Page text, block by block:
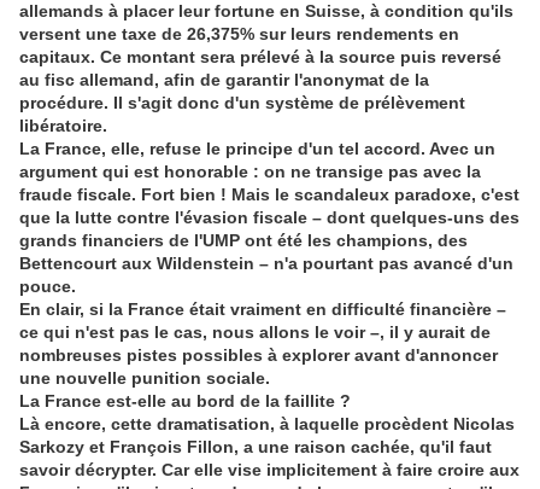
allemands à placer leur fortune en Suisse, à condition qu'ils
versent une taxe de 26,375% sur leurs rendements en
capitaux. Ce montant sera prélevé à la source puis reversé
au fisc allemand, afin de garantir l'anonymat de la
procédure. Il s'agit donc d'un système de prélèvement
libératoire.
La France, elle, refuse le principe d'un tel accord. Avec un
argument qui est honorable : on ne transige pas avec la
fraude fiscale. Fort bien ! Mais le scandaleux paradoxe, c'est
que la lutte contre l'évasion fiscale – dont quelques-uns des
grands financiers de l'UMP ont été les champions, des
Bettencourt aux Wildenstein – n'a pourtant pas avancé d'un
pouce.
En clair, si la France était vraiment en difficulté financière –
ce qui n'est pas le cas, nous allons le voir –, il y aurait de
nombreuses pistes possibles à explorer avant d'annoncer
une nouvelle punition sociale.
La France est-elle au bord de la faillite ?
Là encore, cette dramatisation, à laquelle procèdent Nicolas
Sarkozy et François Fillon, a une raison cachée, qu'il faut
savoir décrypter. Car elle vise implicitement à faire croire aux